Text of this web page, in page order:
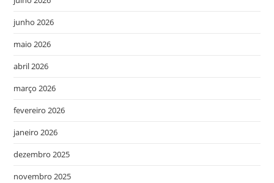
junho 2026
maio 2026
abril 2026
março 2026
fevereiro 2026
janeiro 2026
dezembro 2025
novembro 2025